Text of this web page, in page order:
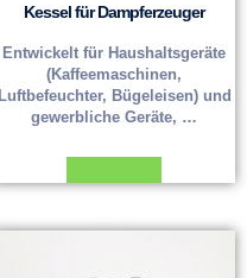
Kessel für Dampferzeuger
Entwickelt für Haushaltsgeräte
(Kaffeemaschinen,
Luftbefeuchter, Bügeleisen) und
gewerbliche Geräte, …